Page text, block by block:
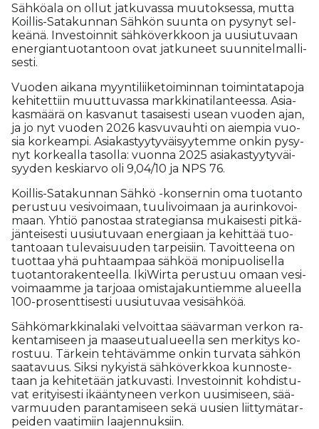
Säh­kö­a­la on ol­lut jat­ku­vas­sa muu­tok­ses­sa, mut­ta
Koil­lis-Sa­ta­kun­nan Säh­kön suun­ta on py­sy­nyt sel­
ke­ä­nä. In­ves­toin­nit säh­kö­verk­koon ja uu­siu­tu­vaan
ener­gi­an­tuo­tan­toon ovat jat­ku­neet suun­ni­tel­mal­li­
ses­ti.
Vuo­den ai­ka­na myyn­ti­lii­ke­toi­min­nan toi­min­ta­ta­po­ja
ke­hi­tet­tiin muut­tu­vas­sa mark­ki­na­ti­lan­tees­sa. Asi­a­
kas­mää­rä on kas­va­nut ta­sai­ses­ti use­an vuo­den ajan,
ja jo nyt vuo­den 2026 kas­vu­vauh­ti on ai­em­pia vuo­
sia kor­ke­am­pi. Asi­a­kas­tyy­ty­väi­syy­tem­me on­kin py­sy­
nyt kor­ke­al­la ta­sol­la: vuon­na 2025 asi­a­kas­tyy­ty­väi­
syy­den kes­ki­ar­vo oli 9,04/10 ja NPS 76.
Koil­lis-Sa­ta­kun­nan Säh­kö -kon­ser­nin oma tuo­tan­to
pe­rus­tuu ve­si­voi­maan, tuu­li­voi­maan ja au­rin­ko­voi­
maan. Yh­tiö pa­nos­taa stra­te­gi­an­sa mu­kai­ses­ti pit­kä­
jän­tei­ses­ti uu­siu­tu­vaan ener­gi­aan ja ke­hit­tää tuo­
tan­to­aan tu­le­vai­suu­den tar­pei­siin. Ta­voit­tee­na on
tuot­taa yhä puh­taam­paa säh­köä mo­ni­puo­li­sel­la
tuo­tan­to­ra­ken­teel­la. Iki­Wir­ta pe­rus­tuu omaan ve­si­
voi­maam­me ja tar­jo­aa omis­ta­ja­kun­tiem­me alu­eel­la
100-pro­sent­ti­ses­ti uu­siu­tu­vaa ve­si­säh­köä.
Säh­kö­mark­ki­na­la­ki vel­voit­taa sää­var­man ver­kon ra­
ken­ta­mi­seen ja maa­seu­tu­a­lu­eel­la sen mer­ki­tys ko­
ros­tuu. Tär­kein teh­tä­väm­me on­kin tur­va­ta säh­kön
saa­ta­vuus. Sik­si ny­kyis­tä säh­kö­verk­koa kun­nos­te­
taan ja ke­hi­te­tään jat­ku­vas­ti. In­ves­toin­nit koh­dis­tu­
vat eri­tyi­ses­ti ikään­ty­neen ver­kon uu­si­mi­seen, sää­
var­muu­den pa­ran­ta­mi­seen sekä uu­sien liit­ty­mä­tar­
pei­den vaa­ti­miin laa­jen­nuk­siin.